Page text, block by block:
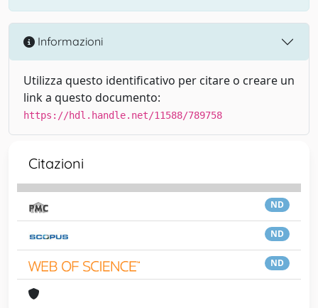
Informazioni
Utilizza questo identificativo per citare o creare un
link a questo documento:
https://hdl.handle.net/11588/789758
Citazioni
ND
ND
ND